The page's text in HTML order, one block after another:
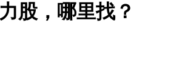
股，哪里找？